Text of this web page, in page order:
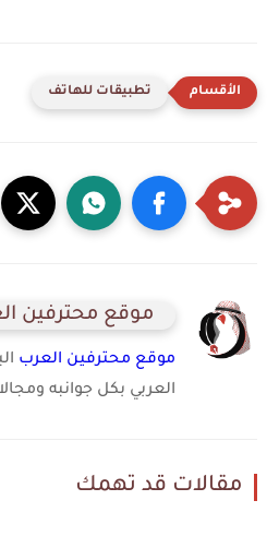
تطبيقات للهاتف
موقع محترفين
موقع محترفين العرب
العربي بكل جوانبه
مقالات قد تهمك